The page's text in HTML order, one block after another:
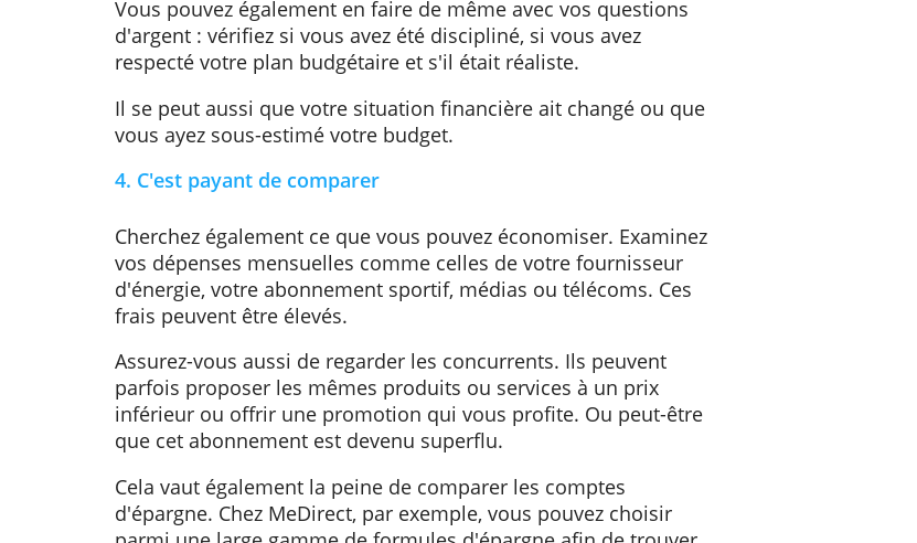
Il est préférable de commencer le plus tôt possible en mettant
par exemple de côté une petite somme chaque mois sur un
compte d'épargne séparé.
3. Révisez votre plan budgétaire
À la fin de l'année, nous regardons généralement en arrière et
décidons de mieux faire pour l'année nouvelle.
Vous pouvez également en faire de même avec vos questions
d'argent : vérifiez si vous avez été discipliné, si vous avez
respecté votre plan budgétaire et s'il était réaliste.
Il se peut aussi que votre situation financière ait changé ou que
vous ayez sous-estimé votre budget.
Cherchez également ce que vous pouvez économiser. Examinez